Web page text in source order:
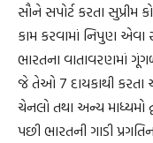
સૌને સપોર્ટ કરતા સુપ્રીમ
કામ કરવામાં નિપુણ
ભારતના વાતાવરણમાં
જે તેઓ 7 દાયકાથી કરતા
ચેનલો તથા અન્ય માધ્યમો
પછી ભારતની ગાડી